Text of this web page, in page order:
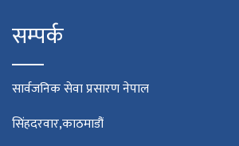
सम्पर्क
सार्वजनिक सेवा प्रसारण नेपाल
सिंहदरवार,काठमाडौं